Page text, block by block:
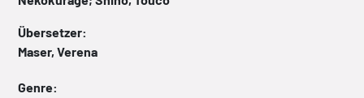
Übersetzer:
Maser, Verena
Genre: